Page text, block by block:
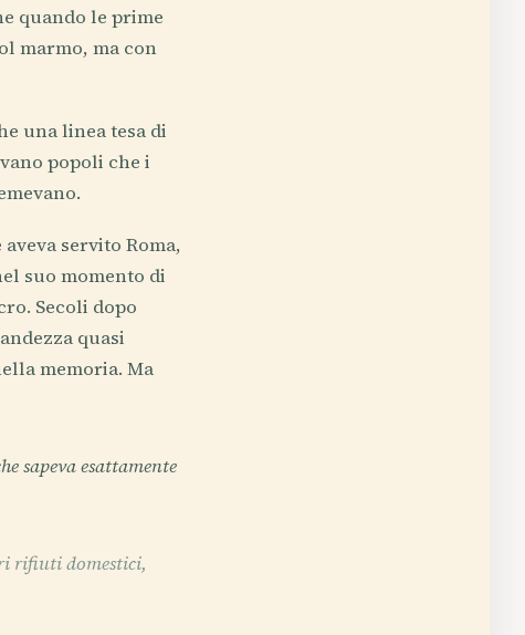
quando le prime
marmo, ma con
una linea tesa di
popoli che i
servito Roma,
suo momento di
Secoli dopo
quasi
memoria. Ma
sapeva esattamente
rifiuti domestici,